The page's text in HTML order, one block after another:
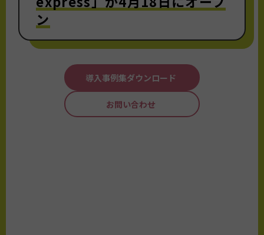
ン
導入事例集ダウンロード
お問い合わせ